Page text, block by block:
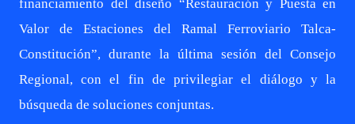
financiamiento del diseño “Restauración y Puesta en
Valor de Estaciones del Ramal Ferroviario Talca-
Constitución”, durante la última sesión del Consejo
Regional, con el fin de privilegiar el diálogo y la
búsqueda de soluciones conjuntas.